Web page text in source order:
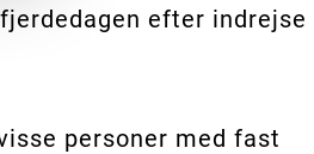
efter indrejse
personer med fast